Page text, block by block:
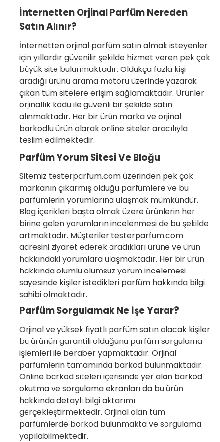
İnternetten Orjinal Parfüm Nereden
Satın Alınır?
İnternetten orjinal parfüm satın almak isteyenler
için yıllardır güvenilir şekilde hizmet veren pek çok
büyük site bulunmaktadır. Oldukça fazla kişi
aradığı ürünü arama motoru üzerinde yazarak
çıkan tüm sitelere erişim sağlamaktadır. Ürünler
orjinallık kodu ile güvenli bir şekilde satın
alınmaktadır. Her bir ürün marka ve orjinal
barkodlu ürün olarak online siteler aracılıyla
teslim edilmektedir.
Parfüm Yorum Sitesi Ve Bloğu
Sitemiz testerparfum.com üzerinden pek çok
markanın çıkarmış olduğu parfümlere ve bu
parfümlerin yorumlarına ulaşmak mümkündür.
Blog içerikleri başta olmak üzere ürünlerin her
birine gelen yorumların incelenmesi de bu şekilde
artmaktadır. Müşteriler testerparfum.com
adresini ziyaret ederek aradıkları ürüne ve ürün
hakkındaki yorumlara ulaşmaktadır. Her bir ürün
hakkında olumlu olumsuz yorum incelemesi
sayesinde kişiler istedikleri parfüm hakkında bilgi
sahibi olmaktadır.
Parfüm Sorgulamak Ne İşe Yarar?
Orjinal ve yüksek fiyatlı parfüm satın alacak kişiler
bu ürünün garantili olduğunu parfüm sorgulama
işlemleri ile beraber yapmaktadır. Orjinal
parfümlerin tamamında barkod bulunmaktadır.
Online barkod siteleri içerisinde yer alan barkod
okutma ve sorgulama ekranları da bu ürün
hakkında detaylı bilgi aktarımı
gerçekleştirmektedir. Orjinal olan tüm
parfümlerde borkod bulunmakta ve sorgulama
yapılabilmektedir.